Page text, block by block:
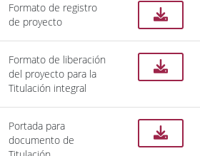
Formato de registro
de proyecto
Formato de liberación
del proyecto para la
Titulación integral
Portada para
documento de